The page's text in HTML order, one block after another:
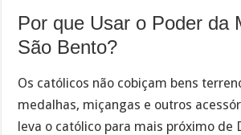
Por que Usar o Poder da
São Bento?
Os católicos não cobiçam bens
medalhas, miçangas e outros
leva o católico para mais próximo de